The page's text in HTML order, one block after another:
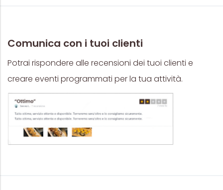
Comunica con i tuoi clienti
Potrai rispondere alle recensioni dei tuoi clienti e
creare eventi programmati per la tua attività.